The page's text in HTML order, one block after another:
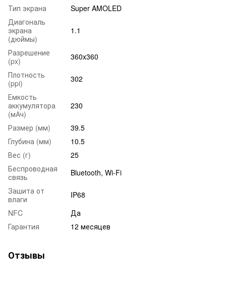
Тип экрана
Super AMOLED
Диагональ
экрана
(дюймы)
1.1
Разрешение
(px)
360x360
Плотность
(ppi)
302
Емкость
аккумулятора
(мАч)
230
Размер (мм)
39.5
Глубина (мм)
10.5
Вес (г)
25
Беспроводная
связь
Bluetooth, Wi-Fi
Зашита от
влаги
IP68
NFC
Да
Гарантия
12 месяцев
Отзывы